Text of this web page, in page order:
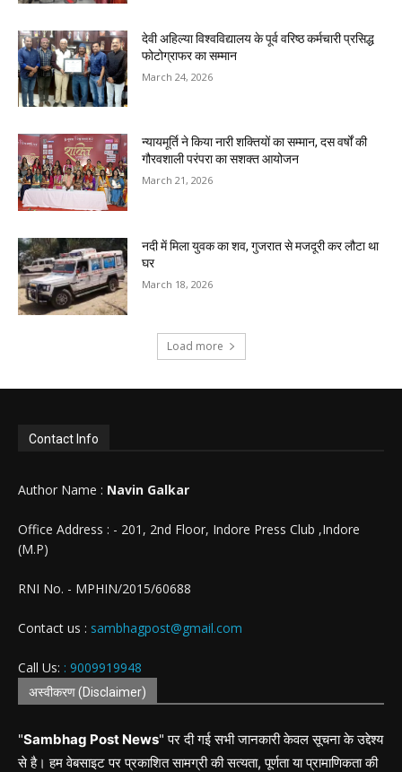
देवी अहिल्या विश्वविद्यालय के पूर्व वरिष्ठ कर्मचारी प्रसिद्ध
फोटोग्राफर का सम्मान
March 24, 2026
न्यायमूर्ति ने किया नारी शक्तियों का सम्मान, दस वर्षों की
गौरवशाली परंपरा का सशक्त आयोजन
March 21, 2026
नदी में मिला युवक का शव, गुजरात से मजदूरी कर लौटा था
घर
March 18, 2026
Load more
Contact Info
Author Name : Navin Galkar
Office Address : - 201, 2nd Floor, Indore Press Club ,Indore
(M.P)
RNI No. - MPHIN/2015/60688
Contact us : sambhagpost@gmail.com
Call Us: : 9009919948
अस्वीकरण (Disclaimer)
"Sambhag Post News" पर दी गई सभी जानकारी केवल सूचना के उद्देश्य
से है। हम वेबसाइट पर प्रकाशित सामग्री की सत्यता, पूर्णता या प्रामाणिकता की